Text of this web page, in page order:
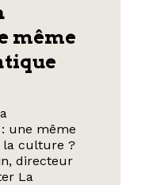
même
une même
la culture ?
directeur
La